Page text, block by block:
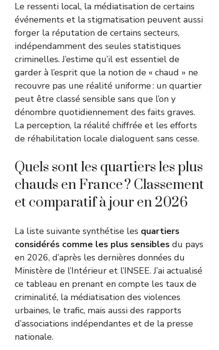
Le ressenti local, la médiatisation de certains
événements et la stigmatisation peuvent aussi
forger la réputation de certains secteurs,
indépendamment des seules statistiques
criminelles. J’estime qu’il est essentiel de
garder à l’esprit que la notion de « chaud » ne
recouvre pas une réalité uniforme : un quartier
peut être classé sensible sans que l’on y
dénombre quotidiennement des faits graves.
La perception, la réalité chiffrée et les efforts
de réhabilitation locale dialoguent sans cesse.
Quels sont les quartiers les plus
chauds en France ? Classement
et comparatif à jour en 2026
La liste suivante synthétise les quartiers
considérés comme les plus sensibles du pays
en 2026, d’après les dernières données du
Ministère de l’Intérieur et l’INSEE. J’ai actualisé
ce tableau en prenant en compte les taux de
criminalité, la médiatisation des violences
urbaines, le trafic, mais aussi des rapports
d’associations indépendantes et de la presse
nationale.